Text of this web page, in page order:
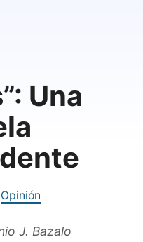
Una
Opinión
J. Bazalo